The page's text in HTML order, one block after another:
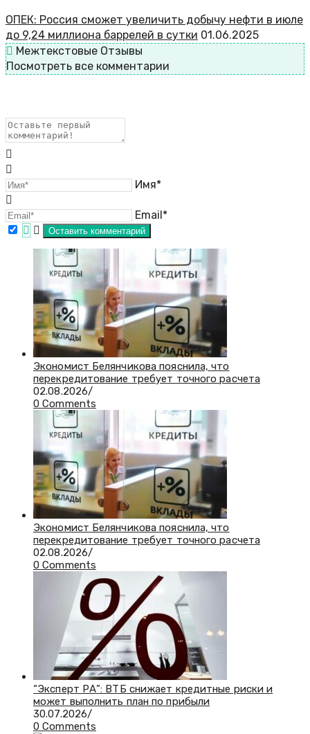
ОПЕК: Россия сможет увеличить добычу нефти в июле
до 9,24 миллиона баррелей в сутки 01.06.2025
Межтекстовые Отзывы
Посмотреть все комментарии
Имя*
Email*
Экономист Белянчикова пояснила, что
перекредитование требует точного расчета
02.08.2026/
0 Comments
Экономист Белянчикова пояснила, что
перекредитование требует точного расчета
02.08.2026/
0 Comments
“Эксперт РА”: ВТБ снижает кредитные риски и
может выполнить план по прибыли
30.07.2026/
0 Comments